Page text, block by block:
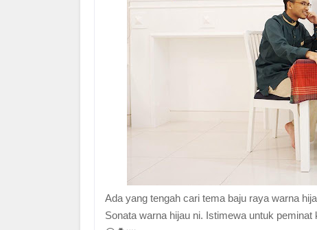
Ada yang tengah cari tema baju raya warna
Sonata warna hijau ni. Istimewa untuk